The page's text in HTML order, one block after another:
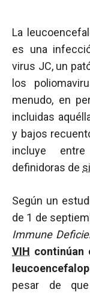
La
es una
virus JC, un
los
menudo, en
incluidas
y bajos
incluye
definidoras de
Según un
de 1 de
Immune
VIH continúan
pesar de